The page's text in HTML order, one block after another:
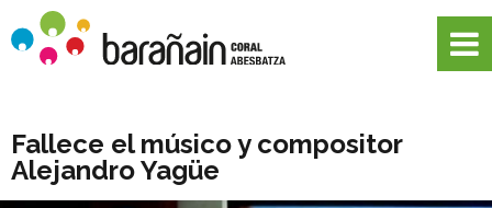
Fallece el músico y compositor
Alejandro Yagüe